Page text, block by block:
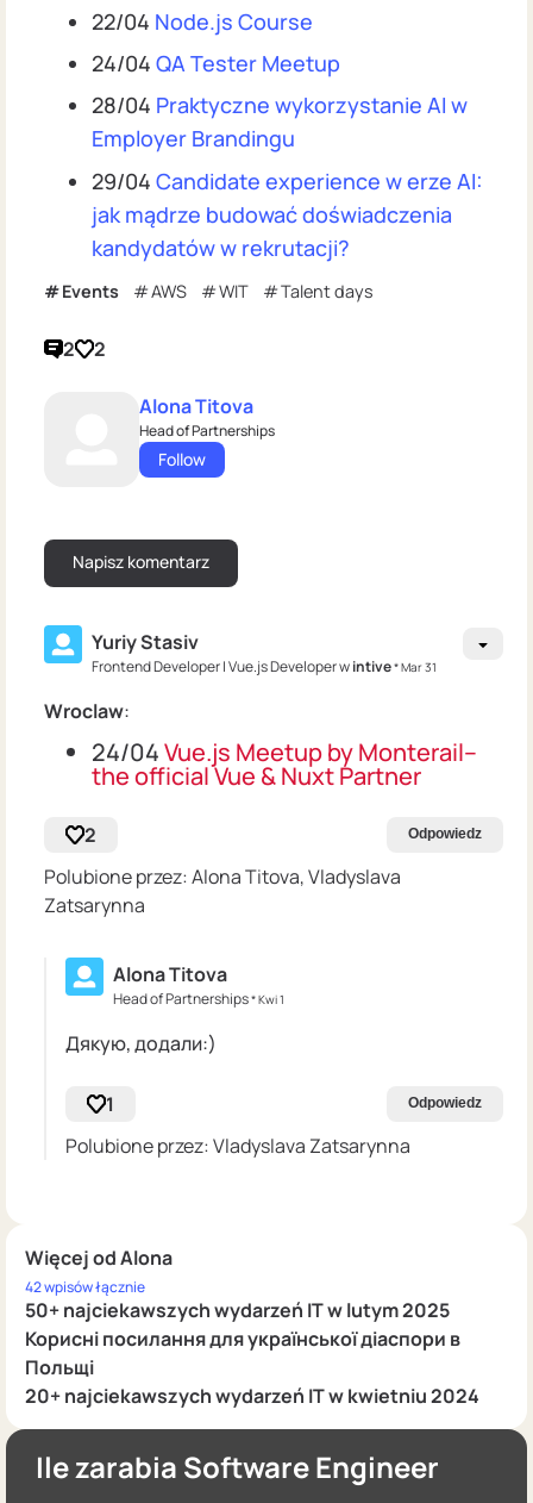
Więcej od Alona
42 wpisów łącznie
50+ najciekawszych wydarzeń IT w lutym 2025
Корисні посилання для української діаспори в
Польщі
20+ najciekawszych wydarzeń IT w kwietniu 2024
22/04 Node.js Course
24/04 QA Tester Meetup
28/04 Praktyczne wykorzystanie AI w
Employer Brandingu
29/04 Candidate experience w erze AI:
jak mądrze budować doświadczenia
kandydatów w rekrutacji?
Events AWS WIT Talent days
2 2
Alona Titova
Head of Partnerships
Follow
Yuriy Stasiv
Frontend Developer | Vue.js Developer wintive* Mar 31
Wroclaw:
24/04Vue.js Meetup by Monterail–
the official Vue & Nuxt Partner
2 Odpowiedz
Polubione przez: Alona Titova, Vladyslava
Zatsarynna
Alona Titova
Head of Partnerships* Kwi 1
Дякую, додали:)
1 Odpowiedz
Polubione przez: Vladyslava Zatsarynna
Ile zarabia Software Engineer